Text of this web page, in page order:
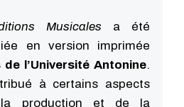
Musicales a été
en version imprimée
l’Université Antonine.
à certains aspects
la production et de la